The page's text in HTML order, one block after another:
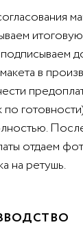
в
по
отдаем
на ретушь.